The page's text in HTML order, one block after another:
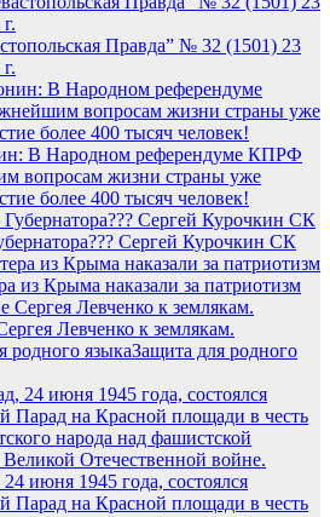
Правда” № 32 (1501) 23
В Народном референдуме КПРФ
вопросам жизни страны уже
более 400 тысяч человек!
Сергей Курочкин СК
из Крыма наказали за патриотизм
Левченко к землякам.
Защита для родного
24 июня 1945 года, состоялся
Парад на Красной площади в честь